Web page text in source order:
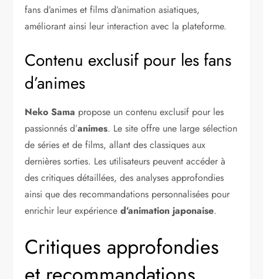
fans d’animes et films d’animation asiatiques,
améliorant ainsi leur interaction avec la plateforme.
Contenu exclusif pour les fans
d’animes
Neko Sama propose un contenu exclusif pour les
passionnés d’animes. Le site offre une large sélection
de séries et de films, allant des classiques aux
dernières sorties. Les utilisateurs peuvent accéder à
des critiques détaillées, des analyses approfondies
ainsi que des recommandations personnalisées pour
enrichir leur expérienced’animation japonaise.
Critiques approfondies